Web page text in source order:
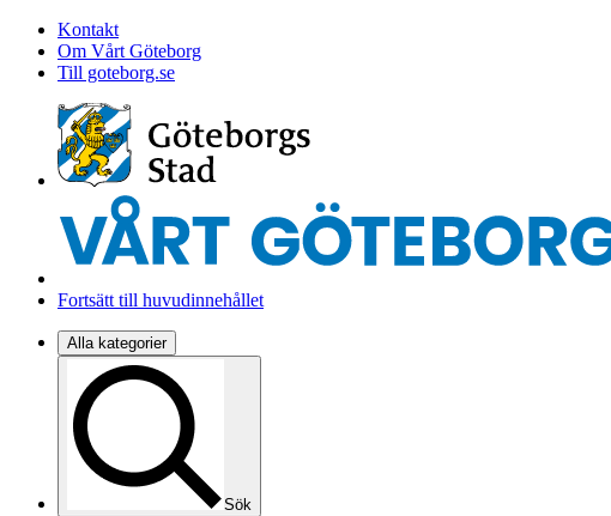
Kontakt
Om Vårt Göteborg
Till goteborg.se
Fortsätt till huvudinnehållet
Alla kategorier
Sök